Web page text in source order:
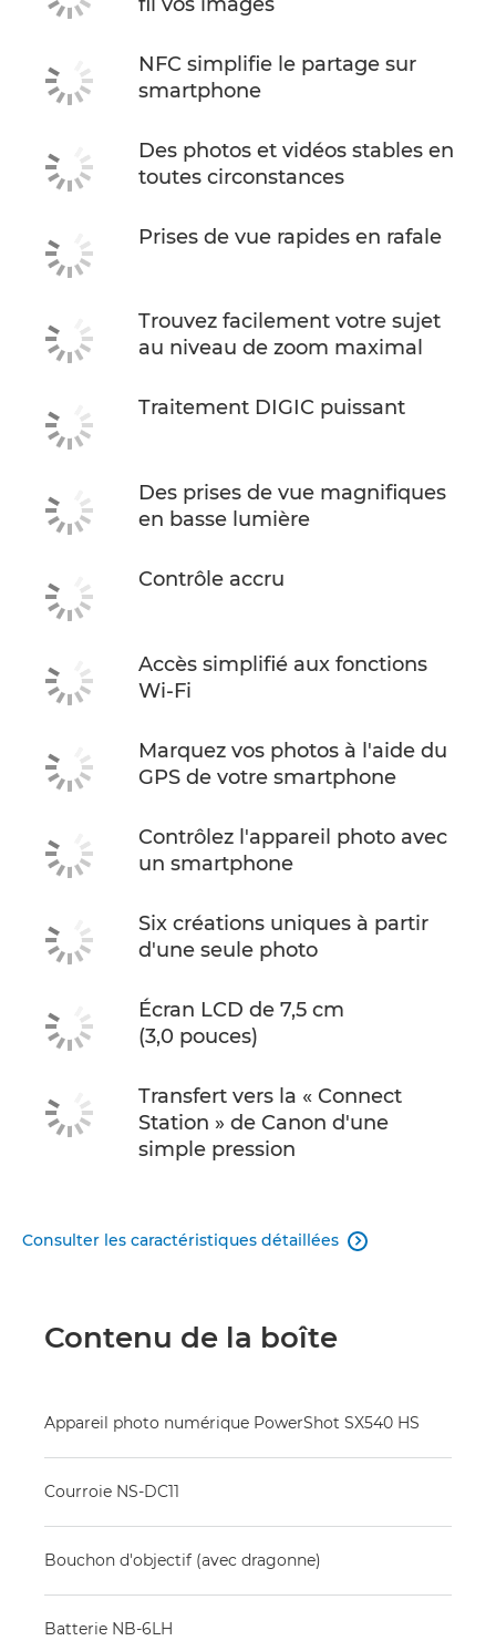
NFC simplifie le partage sur
smartphone
Des photos et vidéos stables en
toutes circonstances
Prises de vue rapides en rafale
Trouvez facilement votre sujet
au niveau de zoom maximal
Traitement DIGIC puissant
Des prises de vue magnifiques
en basse lumière
Contrôle accru
Accès simplifié aux fonctions
Wi-Fi
Marquez vos photos à l'aide du
GPS de votre smartphone
Contrôlez l'appareil photo avec
un smartphone
Six créations uniques à partir
d'une seule photo
Écran LCD de 7,5 cm
(3,0 pouces)
Transfert vers la « Connect
Station » de Canon d'une
simple pression
Consulter les caractéristiques détaillées 
Contenu de la boîte
Appareil photo numérique PowerShot SX540 HS
Courroie NS-DC11
Bouchon d'objectif (avec dragonne)
Batterie NB-6LH